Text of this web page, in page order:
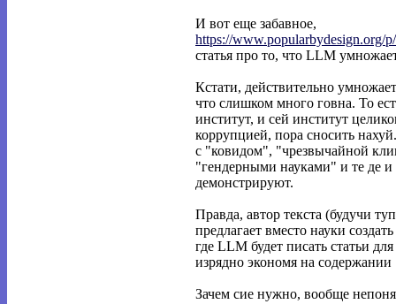
И вот еще забавное,
https://www.popularbydesign.org/
статья про то, что LLM
Кстати, действительно
что слишком много говна. То
институт, и сей институт
коррупцией, пора сносить
с "ковидом", "чрезвычайной
"гендерными науками" и те де и
демонстрируют.
Правда, автор текста (будучи
предлагает вместо науки
где LLM будет писать статьи
изрядно экономя на
Зачем сие нужно, вообще